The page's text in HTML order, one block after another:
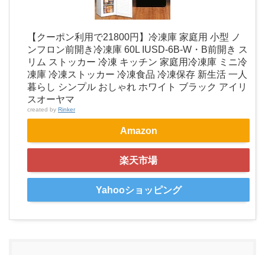
【クーポン利用で21800円】冷凍庫 家庭用 小型 ノ
ンフロン前開き冷凍庫 60L IUSD-6B-W・B前開き ス
リム ストッカー 冷凍 キッチン 家庭用冷凍庫 ミニ冷
凍庫 冷凍ストッカー 冷凍食品 冷凍保存 新生活 一人
暮らし シンプル おしゃれ ホワイト ブラック アイリ
スオーヤマ
created by Rinker
Amazon
楽天市場
Yahooショッピング